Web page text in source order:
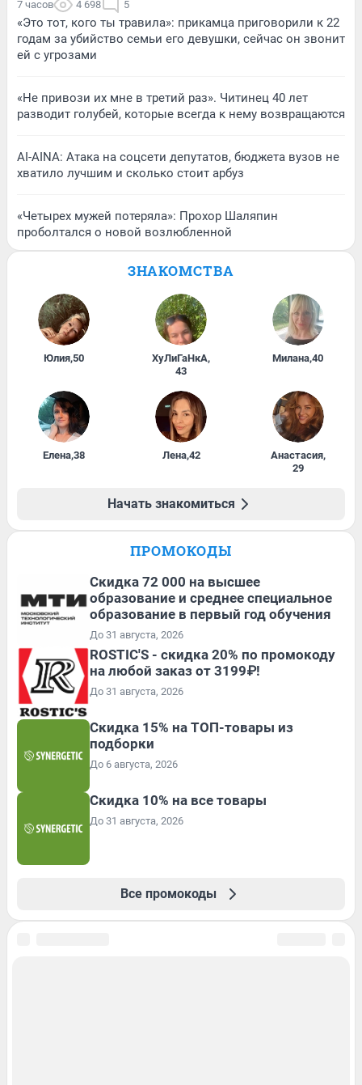
7 часов 4 698 5
«Это тот, кого ты травила»: прикамца приговорили к 22
годам за убийство семьи его девушки, сейчас он звонит
ей с угрозами
«Не привози их мне в третий раз». Читинец 40 лет
разводит голубей, которые всегда к нему возвращаются
AI-AINA: Атака на соцсети депутатов, бюджета вузов не
хватило лучшим и сколько стоит арбуз
«Четырех мужей потеряла»: Прохор Шаляпин
проболтался о новой возлюбленной
ЗНАКОМСТВА
Юлия,50 ХуЛиГаНкА,
43
Милана,40
Елена,38 Лена,42 Анастасия,
29
Начать знакомиться
ПРОМОКОДЫ
Скидка 72 000 на высшее
образование и среднее специальное
образование в первый год обучения
До 31 августа, 2026
ROSTIC'S - скидка 20% по промокоду
на любой заказ от 3199₽!
До 31 августа, 2026
Скидка 15% на ТОП-товары из
подборки
До 6 августа, 2026
Скидка 10% на все товары
До 31 августа, 2026
Все промокоды